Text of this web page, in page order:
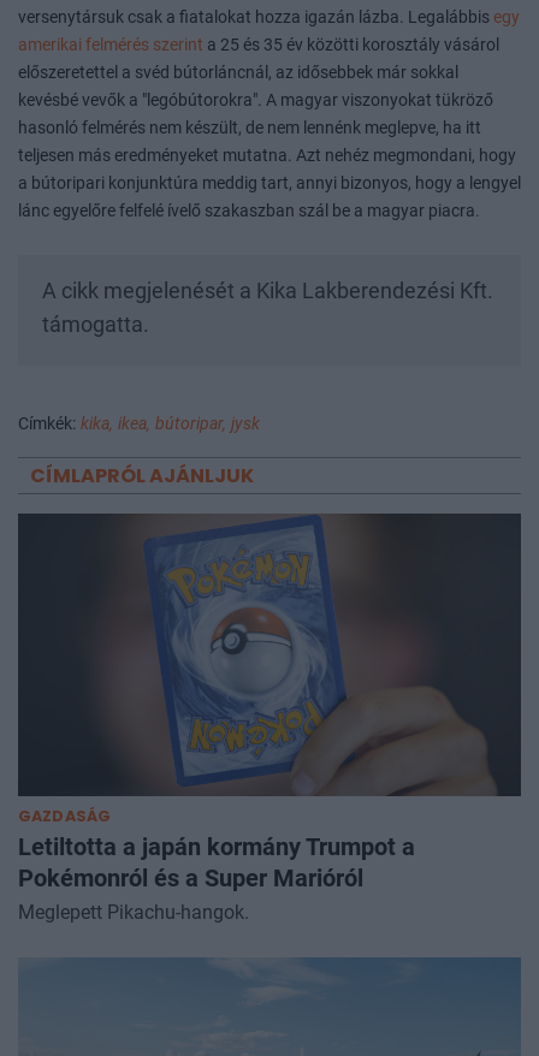
versenytársuk csak a fiatalokat hozza igazán lázba. Legalábbis egy
amerikai felmérés szerint a 25 és 35 év közötti korosztály vásárol
előszeretettel a svéd bútorláncnál, az idősebbek már sokkal
kevésbé vevők a "legóbútorokra". A magyar viszonyokat tükröző
hasonló felmérés nem készült, de nem lennénk meglepve, ha itt
teljesen más eredményeket mutatna. Azt nehéz megmondani, hogy
a bútoripari konjunktúra meddig tart, annyi bizonyos, hogy a lengyel
lánc egyelőre felfelé ívelő szakaszban szál be a magyar piacra.
A cikk megjelenését a Kika Lakberendezési Kft.
támogatta.
Címkék: kika, ikea, bútoripar, jysk
CÍMLAPRÓL AJÁNLJUK
GAZDASÁG
Letiltotta a japán kormány Trumpot a
Pokémonról és a Super Marióról
Meglepett Pikachu-hangok.